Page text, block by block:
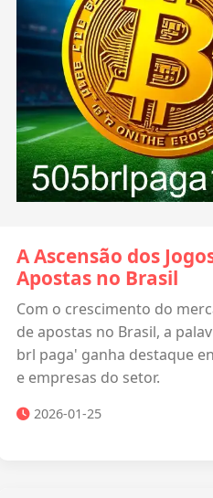
A Ascensão dos
Apostas no Brasil
Com o crescimento do
de apostas no Brasil, a
brl paga' ganha destaque
e empresas do setor.
2026-01-25